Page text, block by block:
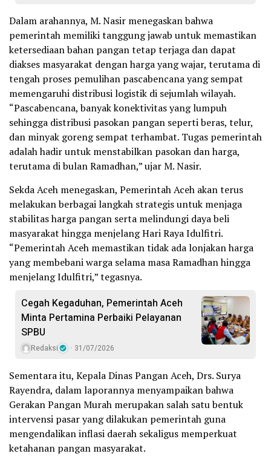
Dalam arahannya, M. Nasir menegaskan bahwa
pemerintah memiliki tanggung jawab untuk memastikan
ketersediaan bahan pangan tetap terjaga dan dapat
diakses masyarakat dengan harga yang wajar, terutama di
tengah proses pemulihan pascabencana yang sempat
memengaruhi distribusi logistik di sejumlah wilayah.
“Pascabencana, banyak konektivitas yang lumpuh
sehingga distribusi pasokan pangan seperti beras, telur,
dan minyak goreng sempat terhambat. Tugas pemerintah
adalah hadir untuk menstabilkan pasokan dan harga,
terutama di bulan Ramadhan,” ujar M. Nasir.
Sekda Aceh menegaskan, Pemerintah Aceh akan terus
melakukan berbagai langkah strategis untuk menjaga
stabilitas harga pangan serta melindungi daya beli
masyarakat hingga menjelang Hari Raya Idulfitri.
“Pemerintah Aceh memastikan tidak ada lonjakan harga
yang membebani warga selama masa Ramadhan hingga
menjelang Idulfitri,” tegasnya.
Cegah Kegaduhan, Pemerintah Aceh
Minta Pertamina Perbaiki Pelayanan
SPBU
Redaksi 31/07/2026
Sementara itu, Kepala Dinas Pangan Aceh, Drs. Surya
Rayendra, dalam laporannya menyampaikan bahwa
Gerakan Pangan Murah merupakan salah satu bentuk
intervensi pasar yang dilakukan pemerintah guna
mengendalikan inflasi daerah sekaligus memperkuat
ketahanan pangan masyarakat.